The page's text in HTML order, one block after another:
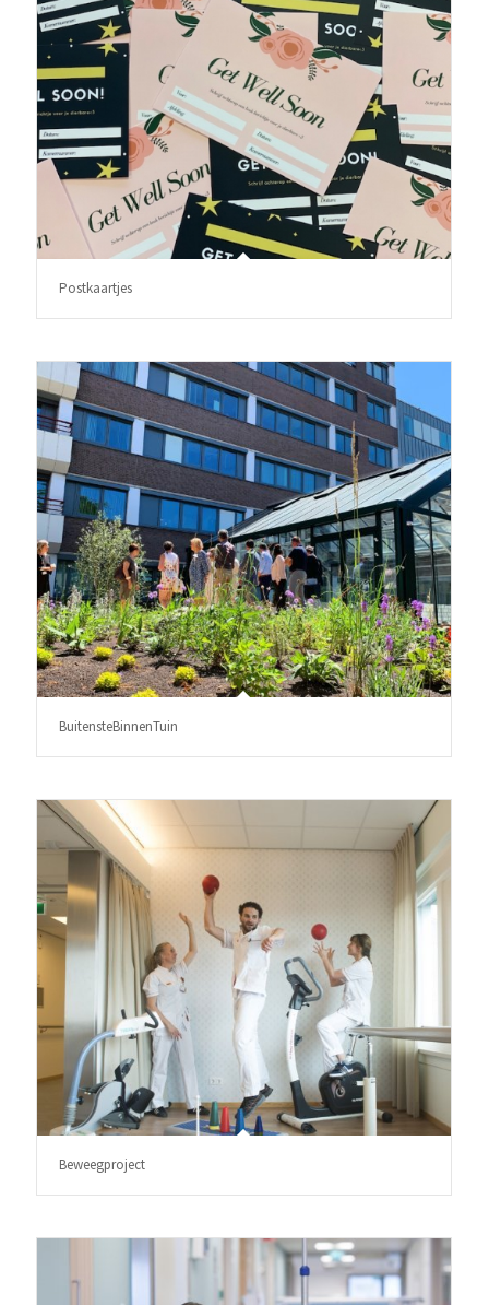
Postkaartjes
BuitensteBinnenTuin
Beweegproject